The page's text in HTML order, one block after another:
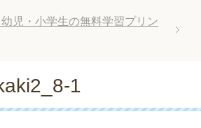
児・小学生の無料学習プリン
1